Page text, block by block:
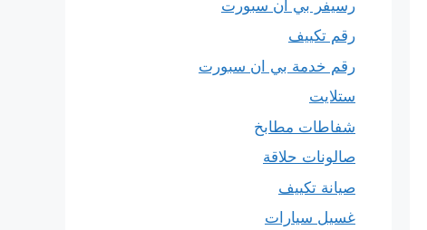
رسيفر بي ان سبورت
رقم تكييف
رقم خدمة بي ان سبورت
ستلايت
شفاطات مطابخ
صالونات حلاقة
صيانة تكييف
غسيل سيارات